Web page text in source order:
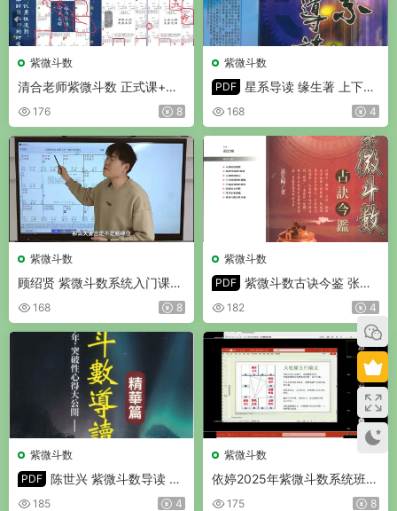
紫微斗数
清合老师紫微斗数 正式课+公
开课（全课件）
176 8
紫微斗数
PDF 星系导读 缘生著 上下册
合集 PDF 共636页
168 4
紫微斗数
顾绍贤 紫微斗数系统入门课程
视频30集(带字幕)
168 8
紫微斗数
PDF 紫微斗数古诀今鉴 张宏
辅著 PDF 450页
182 4
紫微斗数
PDF 陈世兴 紫微斗数导读 精
华篇 PDF 492页
185 4
紫微斗数
依婷2025年紫微斗数系统班
视频45集
175 8
荐